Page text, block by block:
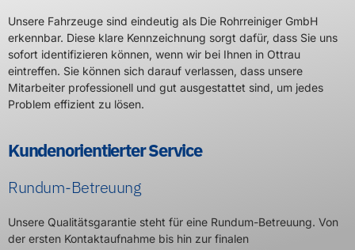
Unsere Fahrzeuge sind eindeutig als Die Rohrreiniger GmbH
erkennbar. Diese klare Kennzeichnung sorgt dafür, dass Sie uns
sofort identifizieren können, wenn wir bei Ihnen in Ottrau
eintreffen. Sie können sich darauf verlassen, dass unsere
Mitarbeiter professionell und gut ausgestattet sind, um jedes
Problem effizient zu lösen.
Kundenorientierter Service
Rundum-Betreuung
Unsere Qualitätsgarantie steht für eine Rundum-Betreuung. Von
der ersten Kontaktaufnahme bis hin zur finalen